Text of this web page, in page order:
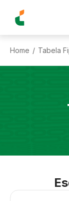
Home / Tabela